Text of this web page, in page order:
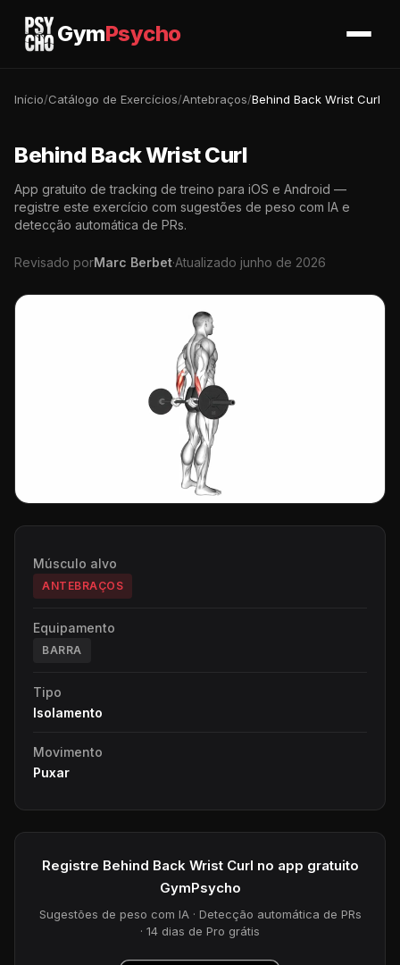
GymPsycho
Início/Catálogo de Exercícios/Antebraços/Behind Back Wrist Curl
Behind Back Wrist Curl
App gratuito de tracking de treino para iOS e Android —
registre este exercício com sugestões de peso com IA e
detecção automática de PRs.
Revisado porMarc Berbet·Atualizado junho de 2026
Músculo alvo
ANTEBRAÇOS
Equipamento
BARRA
Tipo
Isolamento
Movimento
Puxar
Registre Behind Back Wrist Curl no app gratuito
GymPsycho
Sugestões de peso com IA · Detecção automática de PRs
· 14 dias de Pro grátis